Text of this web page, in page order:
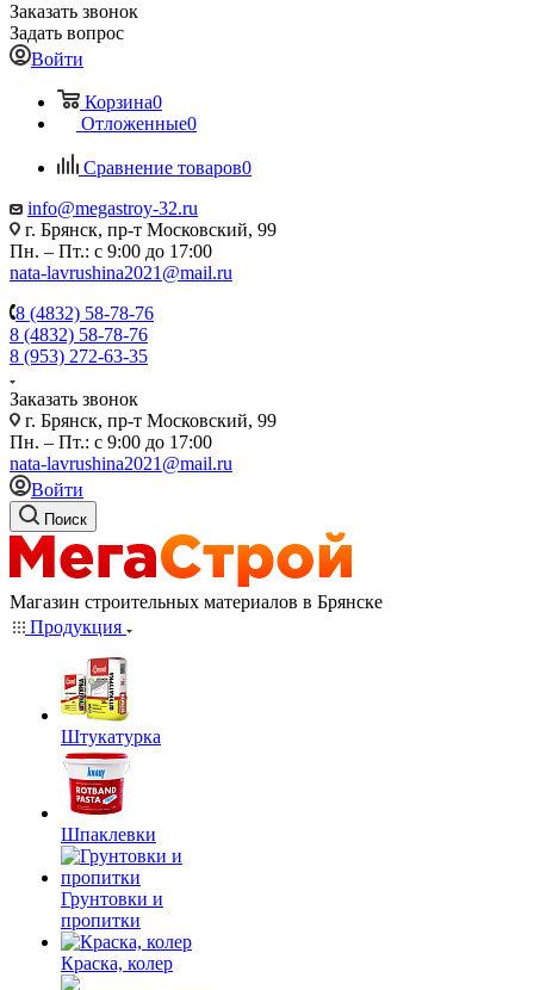
Заказать звонок
Задать вопрос
Войти
Корзина0
Отложенные0
Сравнение товаров0
info@megastroy-32.ru
г. Брянск, пр-т Московский, 99
Пн. – Пт.: с 9:00 до 17:00
nata-lavrushina2021@mail.ru
8 (4832) 58-78-76
8 (4832) 58-78-76
8 (953) 272-63-35
Заказать звонок
г. Брянск, пр-т Московский, 99
Пн. – Пт.: с 9:00 до 17:00
nata-lavrushina2021@mail.ru
Войти
Поиск
Магазин строительных материалов в Брянске
Продукция
Штукатурка
Шпаклевки
Грунтовки и
пропитки
Краска, колер